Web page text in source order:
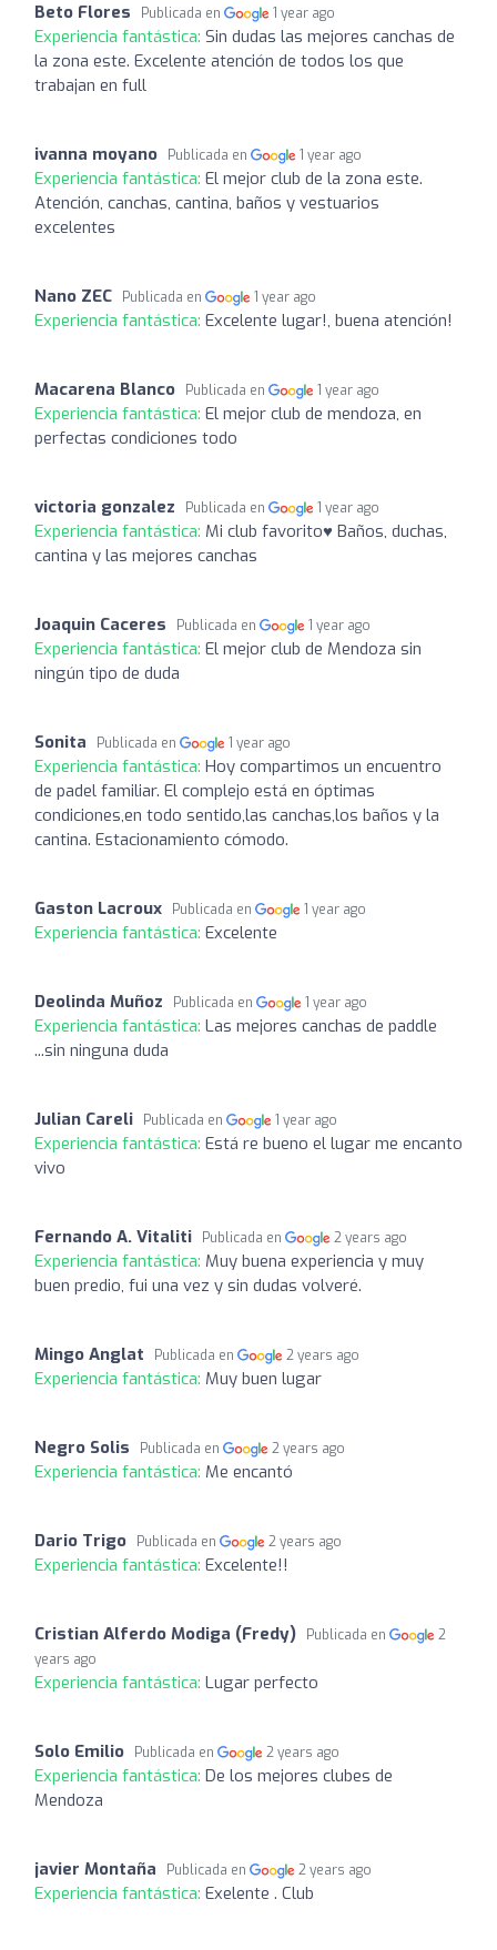
Beto Flores Publicada en 1 year ago
Experiencia fantástica: Sin dudas las mejores canchas de
la zona este. Excelente atención de todos los que
trabajan en full
ivanna moyano Publicada en 1 year ago
Experiencia fantástica: El mejor club de la zona este.
Atención, canchas, cantina, baños y vestuarios
excelentes
Nano ZEC Publicada en 1 year ago
Experiencia fantástica: Excelente lugar!, buena atención!
Macarena Blanco Publicada en 1 year ago
Experiencia fantástica: El mejor club de mendoza, en
perfectas condiciones todo
victoria gonzalez Publicada en 1 year ago
Experiencia fantástica: Mi club favorito♥️ Baños, duchas,
cantina y las mejores canchas
Joaquin Caceres Publicada en 1 year ago
Experiencia fantástica: El mejor club de Mendoza sin
ningún tipo de duda
Sonita Publicada en 1 year ago
Experiencia fantástica: Hoy compartimos un encuentro
de padel familiar. El complejo está en óptimas
condiciones,en todo sentido,las canchas,los baños y la
cantina. Estacionamiento cómodo.
Gaston Lacroux Publicada en 1 year ago
Experiencia fantástica: Excelente
Deolinda Muñoz Publicada en 1 year ago
Experiencia fantástica: Las mejores canchas de paddle
...sin ninguna duda
Julian Careli Publicada en 1 year ago
Experiencia fantástica: Está re bueno el lugar me encanto
vivo
Fernando A. Vitaliti Publicada en 2 years ago
Experiencia fantástica: Muy buena experiencia y muy
buen predio, fui una vez y sin dudas volveré.
Mingo Anglat Publicada en 2 years ago
Experiencia fantástica: Muy buen lugar
Negro Solis Publicada en 2 years ago
Experiencia fantástica: Me encantó
Dario Trigo Publicada en 2 years ago
Experiencia fantástica: Excelente!!
Cristian Alferdo Modiga (Fredy) Publicada en
2
years ago
Experiencia fantástica: Lugar perfecto
Solo Emilio Publicada en 2 years ago
Experiencia fantástica: De los mejores clubes de
Mendoza
javier Montaña Publicada en 2 years ago
Experiencia fantástica: Exelente . Club